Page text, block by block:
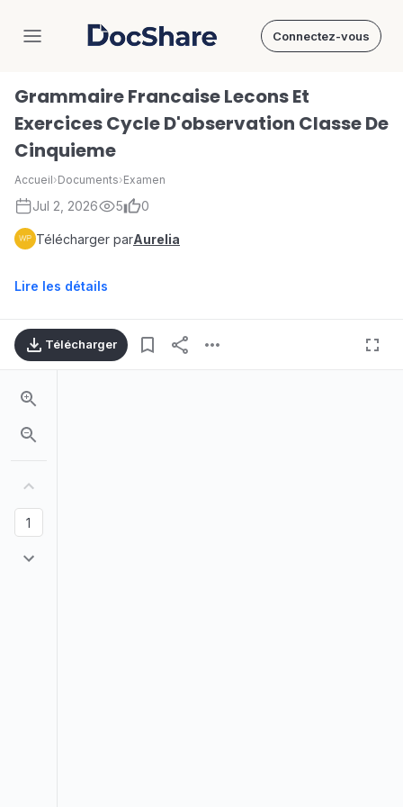
DocShare Connectez-vous
Grammaire Francaise Lecons Et
Exercices Cycle D'observation Classe De
Cinquieme
Accueil›Documents›Examen
Jul 2, 2026 5 0
Télécharger parAurelia
Lire les détails
Télécharger